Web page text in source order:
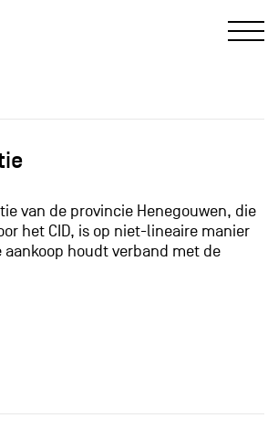
van de provincie Henegouwen, die
het CID, is op niet-lineaire manier
aankoop houdt verband met de